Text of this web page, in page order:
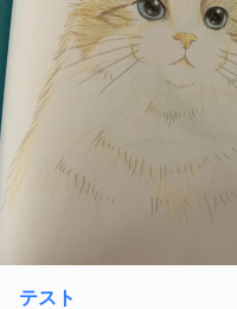
テスト